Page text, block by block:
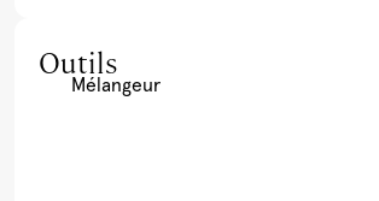
Outils
Mélangeur